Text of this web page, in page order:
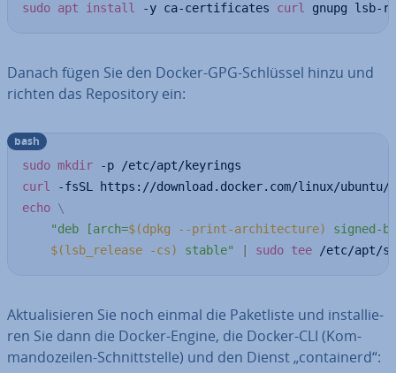
sudo apt install -y ca-certificates curl gnupg lsb-
Danach fügen Sie den Docker-GPG-Schlüssel hinzu und
richten das Re­po­si­to­ry ein:
sudo mkdir
curl
-fsSL https://download.docker.com/linux/ubuntu/
echo \
"deb [arch=$(dpkg --print-architecture)
signed-
$(lsb_release -cs) stable" sudo tee /etc/apt/
bash
Ak­tua­li­sie­ren Sie noch einmal die Pa­ket­lis­te und in­stal­lie­
ren Sie dann die Docker-Engine, die Docker-CLI (Kom­
man­do­zei­len-Schnitt­stel­le) und den Dienst „con­tai­nerd“: